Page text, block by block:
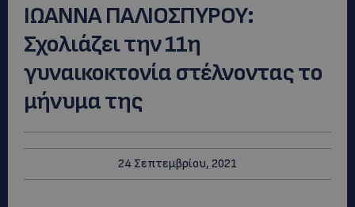
ΙΩΑΝΝΑ ΠΑΛΙΟΣΠΥΡΟΥ:
Σχολιάζει την 11η
γυναικοκτονία στέλνοντας το
μήνυμα της
24 Σεπτεμβρίου, 2021